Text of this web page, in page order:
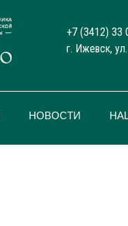
+7 (3412) 33
г. Ижевск,
НОВОСТИ